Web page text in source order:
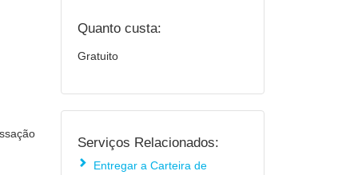
Quanto custa:
Gratuito
Serviços Relacionados:
Entregar a Carteira de